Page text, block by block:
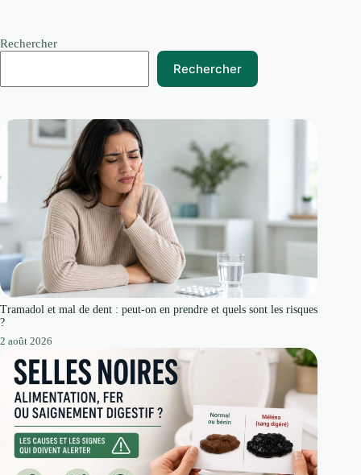
Rechercher
Rechercher
Tramadol et mal de dent : peut-on en prendre et quels sont les risques
?
2 août 2026